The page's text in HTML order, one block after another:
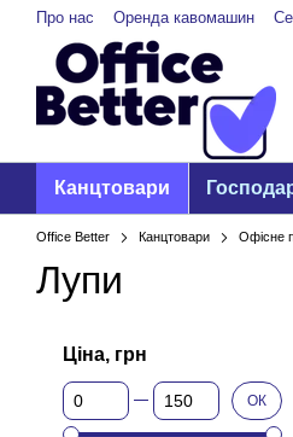
Перейти до основного контенту
Про нас Оренда кавомашин
Канцтовари
Office Better Канцтовари Офісне
Лупи
Ціна, грн
Від Ціна, грн
До Ціна, грн ОК